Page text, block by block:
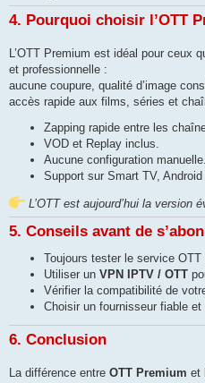
4. Pourquoi choisir l’OTT
L’OTT Premium est idéal pour ceux
et professionnelle :
aucune coupure, qualité d’image
accès rapide aux films, séries et
Zapping rapide entre les
VOD et Replay inclus.
Aucune configuration manuelle.
Support sur Smart TV,
L’OTT est aujourd’hui la version
5. Conseils avant de
Toujours tester le service OTT
Utiliser un VPN IPTV / OTT
Vérifier la compatibilité de
Choisir un fournisseur fiable et
6. Conclusion
La différence entre OTT Premium et